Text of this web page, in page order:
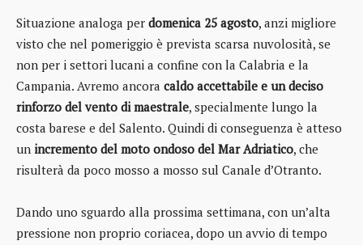
Situazione analoga per domenica 25 agosto, anzi migliore
visto che nel pomeriggio è prevista scarsa nuvolosità, se
non per i settori lucani a confine con la Calabria e la
Campania. Avremo ancora caldo accettabile e un deciso
rinforzo del vento di maestrale, specialmente lungo la
costa barese e del Salento. Quindi di conseguenza è atteso
un incremento del moto ondoso del Mar Adriatico, che
risulterà da poco mosso a mosso sul Canale d’Otranto.
Dando uno sguardo alla prossima settimana, con un’alta
pressione non proprio coriacea, dopo un avvio di tempo